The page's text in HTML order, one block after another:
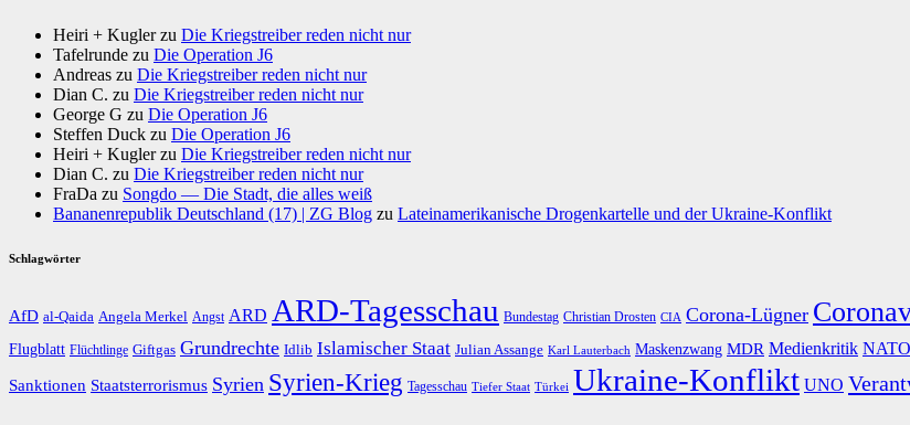
Heiri + Kuglerzu Die Kriegstreiber reden nicht nur
Tafelrunde zu Die Operation J6
Andreas zu Die Kriegstreiber reden nicht nur
Dian C. zu Die Kriegstreiber reden nicht nur
George G zu Die Operation J6
Steffen Duck zu Die Operation J6
Heiri + Kuglerzu Die Kriegstreiber reden nicht nur
Dian C. zu Die Kriegstreiber reden nicht nur
FraDa zu Songdo — Die Stadt, die alles weiß
Bananenrepublik Deutschland (17) | ZG Blog zu Lateinamerikanische Drogenkartelle und der Ukraine-Konflikt
Schlagwörter
AfD al-Qaida Angela Merkel Angst ARD ARD-Tagesschau Bundestag Christian Drosten CIA Corona-Lügner
Flugblatt Flüchtlinge Giftgas Grundrechte Idlib Islamischer Staat Julian Assange Karl Lauterbach Maskenzwang MDR Medienkritik NATO
Sanktionen Staatsterrorismus Syrien Syrien-Krieg Tagesschau Tiefer Staat Türkei Ukraine-Konflikt UNO